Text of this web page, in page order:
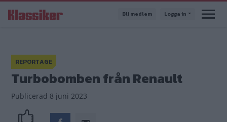
till
Bli medlem Logga in
REPORTAGE
Turbobomben från Renault
Publicerad 8 juni 2023